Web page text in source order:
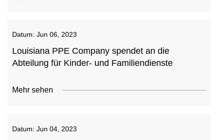
Datum: Jun 06, 2023
Louisiana PPE Company spendet an die
Abteilung für Kinder- und Familiendienste
Mehr sehen
Datum: Jun 04, 2023